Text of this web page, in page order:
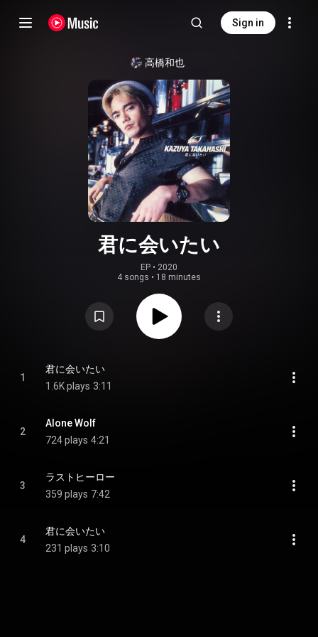
Sign in
高橋和也
君に会いたい
EP • 2020
4 songs • 18 minutes
1
君に会いたい
1.6K plays 3:11
2
Alone Wolf
724 plays 4:21
3
ラストヒーロー
359 plays 7:42
4
君に会いたい
231 plays 3:10